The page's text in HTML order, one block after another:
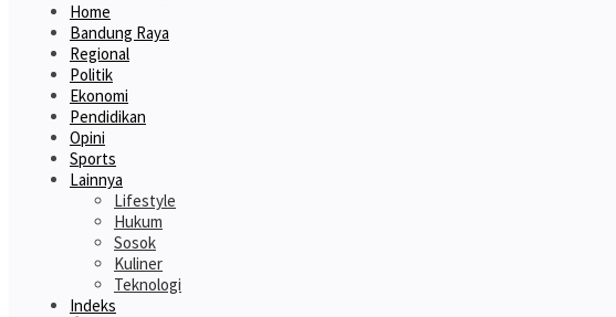
Home
Bandung Raya
Regional
Politik
Ekonomi
Pendidikan
Opini
Sports
Lainnya
Lifestyle
Hukum
Sosok
Kuliner
Teknologi
Indeks